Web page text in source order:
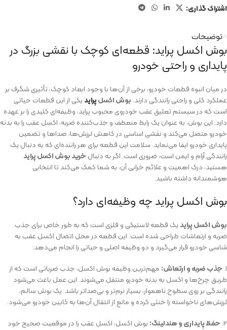
اشتراک گذاری:
توضیحات
بوش اکسل پراید: قطعه‌ای کوچک با نقشی بزرگ در
پایداری و راحتی خودرو
در میان انبوه قطعات خودرو، برخی از آن‌ها با وجود ابعاد کوچک، تأثیری شگرف بر
عملکرد کلی و راحتی رانندگی دارند. بوش اکسلپراید یکی از این قطعات حیاتی
است که در سیستم تعلیق عقب خودروی محبوب پراید، وظیفه‌ای کلیدی را بر عهده
دارد. این بوش، به عنوان یک رابط منعطف و جذب‌کننده ضربه، اکسل عقب را به بدنه
خودرو متصل می‌کند و نقشی اساسی در کاهش لرزش‌ها، صداها و تضمین
پایداری خودرو ایفا می‌نماید. سلامت این قطعه برای هر راننده‌ای که به دنبال یک
رانندگی آرام و ایمن است، ضروری است. اگر به دنبال خرید بوش اکسل پراید
هستید، درک اهمیت و علائم خرابی آن، به شما کمک می‌کند تا انتخابی
هوشمندانه داشته باشید.
بوش اکسل پراید چه وظیفه‌ای دارد؟
بوش اکسل پراید یک قطعه لاستیکی و فلزی است که به طور خاص برای جذب
ضربه و ارتعاشات طراحی شده است. این قطعه در محل اتصال اکسل عقب به
شاسی خودرو قرار می‌گیرد و دو وظیفه اصلی و حیاتی را انجام می‌دهد:
۱. جذب ضربه و ارتعاش: مهم‌ترین وظیفه بوش اکسل، جذب ضرباتی است که از
طریق چرخ‌ها و اکسل به بدنه خودرو منتقل می‌شوند. این عمل باعث می‌شود
رانندگی بر روی سطوح ناهموار، بسیار نرم‌تر و بی‌صداتر باشد. یک بوش سالم،
لرزش‌های ناخواسته را خنثی کرده و مانع از انتقال آن‌ها به کابین خودرو می‌شود.
۲. حفظ پایداری و هندلینگ: بوش اکسل، اکسل عقب را در موقعیت صحیح خود